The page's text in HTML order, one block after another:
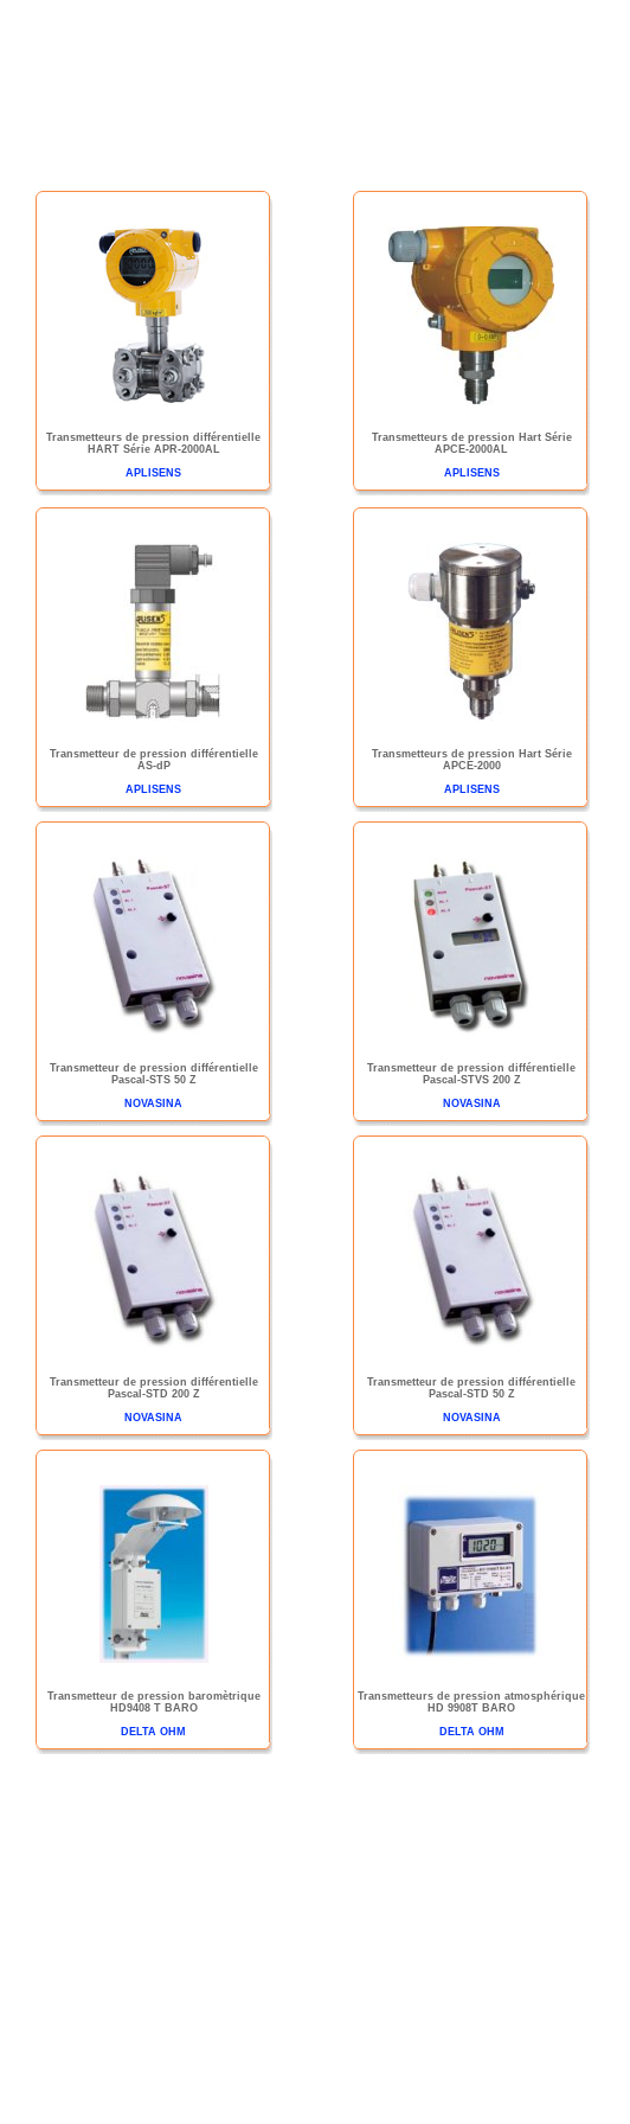
Transmetteurs de pression différentielle
HART Série APR-2000AL
APLISENS
Transmetteurs de pression Hart Série
APCE-2000AL
APLISENS
Transmetteur de pression différentielle
AS-dP
APLISENS
Transmetteurs de pression Hart Série
APCE-2000
APLISENS
Transmetteur de pression différentielle
Pascal-STS 50 Z
NOVASINA
Transmetteur de pression différentielle
Pascal-STVS 200 Z
NOVASINA
Transmetteur de pression différentielle
Pascal-STD 200 Z
NOVASINA
Transmetteur de pression différentielle
Pascal-STD 50 Z
NOVASINA
Transmetteur de pression baromètrique
HD9408 T BARO
DELTA OHM
Transmetteurs de pression atmosphérique
HD 9908T BARO
DELTA OHM